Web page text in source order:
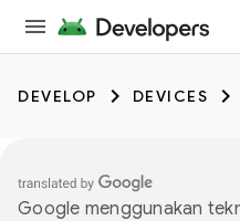
DEVELOP DEVICES
Google menggunakan